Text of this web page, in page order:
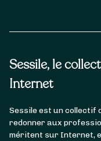
Sessile, le
Internet
Sessile est un collectif
redonner aux
méritent sur Internet,